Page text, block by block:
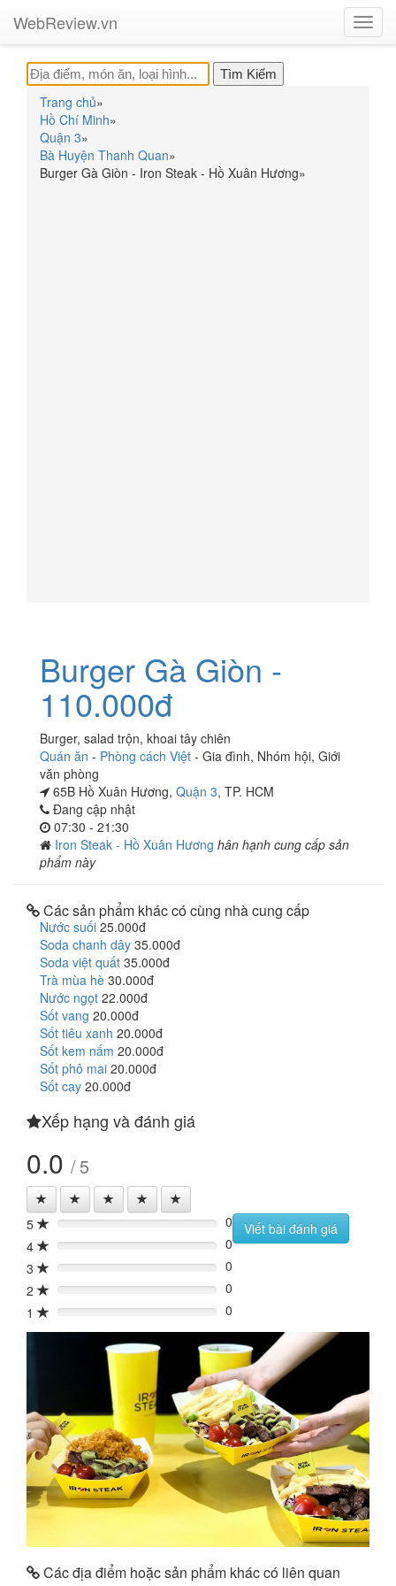
WebReview.vn
Trang chủ»
Hồ Chí Minh»
Quận 3»
Bà Huyện Thanh Quan»
Burger Gà Giòn - Iron Steak - Hồ Xuân Hương»
Burger Gà Giòn -
110.000đ
Burger, salad trộn, khoai tây chiên
Quán ăn - Phòng cách Việt - Gia đình, Nhóm hội, Giới
văn phòng
65B Hồ Xuân Hương, Quận 3, TP. HCM
Đang cập nhật
07:30 - 21:30
Iron Steak - Hồ Xuân Hương hân hạnh cung cấp sản
phẩm này
Các sản phẩm khác có cùng nhà cung cấp
Nước suối 25.000đ
Soda chanh dây 35.000đ
Soda việt quất 35.000đ
Trà mùa hè 30.000đ
Nước ngọt 22.000đ
Sốt vang 20.000đ
Sốt tiêu xanh 20.000đ
Sốt kem nấm 20.000đ
Sốt phô mai 20.000đ
Sốt cay 20.000đ
Xếp hạng và đánh giá
0.0 / 5
5 0%
0
4
0%
0
3
0%
0
2
0%
0
1
0% 0
Viết bài đánh giá
Các địa điểm hoặc sản phẩm khác có liên quan